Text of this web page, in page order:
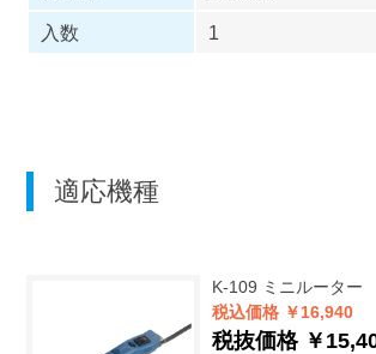
入数
1
適応機種
K-109 ミニルーター
税込価格 ￥16,940
税抜価格 ￥